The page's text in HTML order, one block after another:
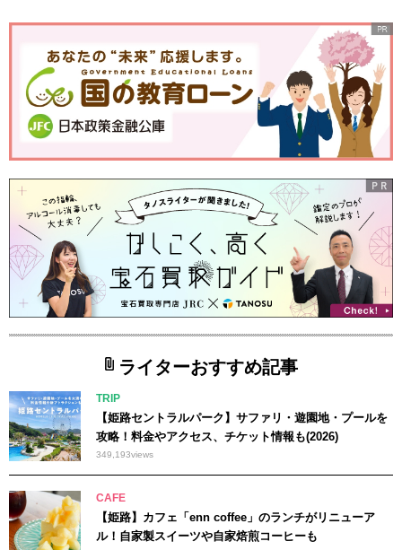
ライターおすすめ記事
TRIP
【姫路セントラルパーク】サファリ・遊園地・プールを
攻略！料金やアクセス、チケット情報も(2026)
349,193views
CAFE
【姫路】カフェ「enn coffee」のランチがリニューア
ル！自家製スイーツや自家焙煎コーヒーも